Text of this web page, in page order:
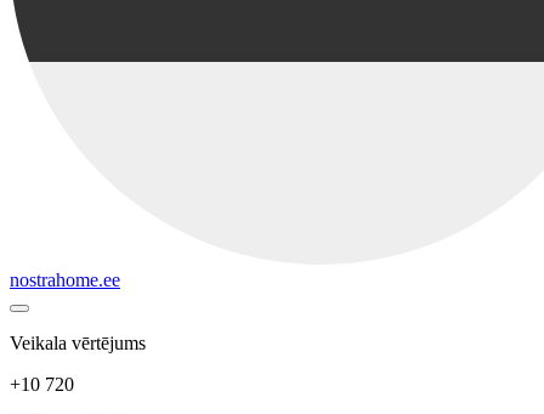
nostrahome.ee
Veikala vērtējums
+10 720